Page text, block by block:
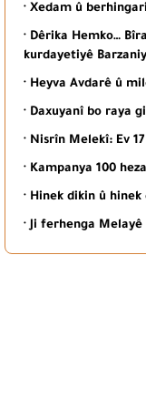
· Xedam û
· Dêrika Hemko…
kurdayetiyê
· Heyva Avdarê û
· Daxuyanî bo raya
· Nisrîn Melekî: Ev
· Kampanya 100
· Hinek dikin û
· Ji ferhenga